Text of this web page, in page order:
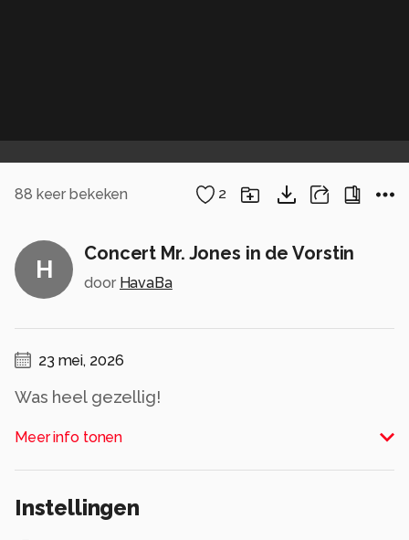
88 keer bekeken 2
H
Concert Mr. Jones in de Vorstin
door HavaBa
23 mei, 2026
Was heel gezellig!
Alle rechten voorbehouden
Meer info tonen
Instellingen